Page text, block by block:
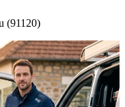
(91120)